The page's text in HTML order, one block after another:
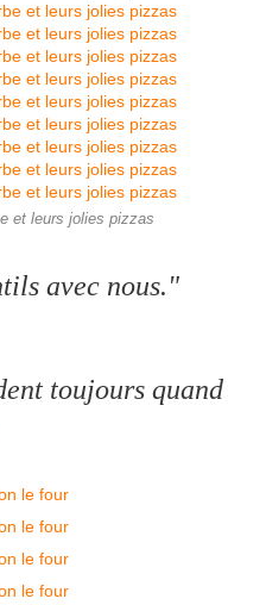
et leurs jolies pizzas
avec nous."
toujours quand